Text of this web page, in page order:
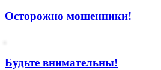
Осторожно мошенники!
Будьте внимательны!